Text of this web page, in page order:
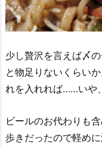
少し贅沢を言えば〆
と物足りないくらい
れを入れれば……いや
ビールのお代わりも
歩きだったので軽め